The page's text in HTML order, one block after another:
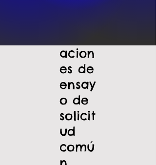
acion
es de
ensay
o de
solicit
ud
comú